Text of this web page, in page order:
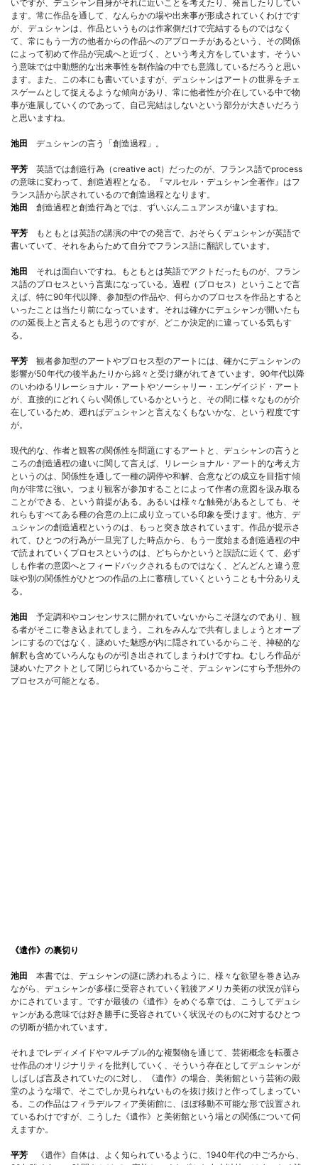
いですが、デュシャン自身がそれに近いことを考えたり、発言したりしてい
ます。常に作品を通して、なんらかの場や出来事が形成されていくわけです
が、デュシャンは、作品というものは作家側だけで完結するものではなく
て、常にもう一方の他者からの作品へのアプローチがあるという、その関係
によって初めて作品が完成へと近づく、という考え方をしています。そうい
う意味では中動態的な出来事性を制作論の中でも意識しているだろうと思い
ます。また、この本にも書いていますが、デュシャンはアートの世界をチェ
スゲームとして捉えるような傾向があり、常に他者性が介在している中で物
事が進展していくのであって、自己完結はしないという部分が大きいだろう
と思いますね。
池田 デュシャンの言う「創造過程」。
平芳 英語では創造行為（creative act）だったのが、フランス語でprocess
の意味に変わって、創造過程となる。『マルセル・デュシャン全著作』はフ
ランス語から訳されているので創造過程となります。
池田 創造過程と創造行為とでは、ずいぶんニュアンスが違いますね。
平芳 もともとは英語の講演の中での発言で、おそらくデュシャンが英語で
書いていて、それをあらためて自分でフランス語に翻訳しています。
池田 それは面白いですね。もともとは英語でアクトだったものが、フラン
ス語のプロセスという言葉になっている。過程（プロセス）ということで言
えば、特に90年代以降、参加型の作品や、何らかのプロセスを作品とすると
いったことは当たり前になっています。それは確かにデュシャンが開いたも
のの延長上と言えるとも思うのですが、どこか決定的に違っている気もす
る。
平芳 観者参加型のアートやプロセス型のアートには、確かにデュシャンの
影響が50年代の後半あたりから綿々と受け継がれてきています。90年代以降
のいわゆるリレーショナル・アートやソーシャリー・エンゲイジド・アート
が、直接的にどれくらい関係しているかというと、その間に様々なものが介
在しているため、遡ればデュシャンと言えなくもないかな、という程度です
が。
現代的な、作者と観客の関係性を問題にするアートと、デュシャンの言うと
ころの創造過程の違いに関して言えば、リレーショナル・アート的な考え方
というのは、関係性を通して一種の調停や和解、合意などの成立を目指す傾
向が非常に強い。つまり観客が参加することによって作者の意図を汲み取る
ことができる、という前提がある。あるいは様々な触発があるとしても、そ
れらもすべてある種の合意の上に成り立っている印象を受けます。他方、デ
ュシャンの創造過程というのは、もっと突き放されています。作品が提示さ
れて、ひとつの行為が一旦完了した時点から、もう一度始まる創造過程の中
で読まれていくプロセスというのは、どちらかというと誤読に近くて、必ず
しも作者の意図へとフィードバックされるものではなく、どんどんと違う意
味や別の関係性がひとつの作品の上に蓄積していくということも十分ありえ
る。
池田 予定調和やコンセンサスに開かれていないからこそ謎なのであり、観
る者がそこに巻き込まれてしまう。これをみんなで共有しましょうとオープ
ンにするのではなく、謎めいた魅惑が内に隠されているからこそ、神秘的な
解釈も含めていろんなものが引き出されてしまうわけですね。むしろ作品が
謎めいたアクトとして閉じられているからこそ、デュシャンにすら予想外の
プロセスが可能となる。
《遺作》の裏切り
池田 本書では、デュシャンの謎に誘われるように、様々な欲望を巻き込み
ながら、デュシャンが多様に受容されていく戦後アメリカ美術の状況が詳ら
かにされています。ですが最後の《遺作》をめぐる章では、こうしてデュシ
ャンがある意味では好き勝手に受容されていく状況そのものに対するひとつ
の切断が描かれています。
それまでレディメイドやマルチプル的な複製物を通じて、芸術概念を転覆さ
せ作品のオリジナリティを批判していく、そういう存在としてデュシャンが
しばしば言及されていたのに対し、《遺作》の場合、美術館という芸術の殿
堂のような場で、そこでしか見られないものを抜け抜けと作ってしまってい
る。この作品はフィラデルフィア美術館に、ほぼ移動不可能な形で設置され
ているわけですが、こうした《遺作》と美術館という場との関係について伺
えますか。
平芳 《遺作》自体は、よく知られているように、1940年代の中ごろから、